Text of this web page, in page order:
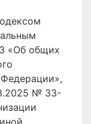
«Об общих
№ 33-